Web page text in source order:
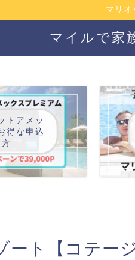
マリオ
マイルで家
トアメッ
得な申込
方
ト【コテー